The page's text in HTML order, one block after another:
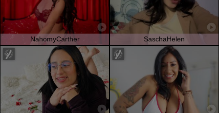
NahomyCarther SaschaHelen